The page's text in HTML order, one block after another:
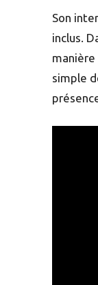
Son
inclus.
manière
simple